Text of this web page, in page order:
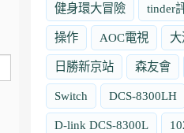
健身環大冒險 tinder
操作 AOC電視
日勝新京站 森友會
Switch DCS-8300LH
D-link DCS-8300L